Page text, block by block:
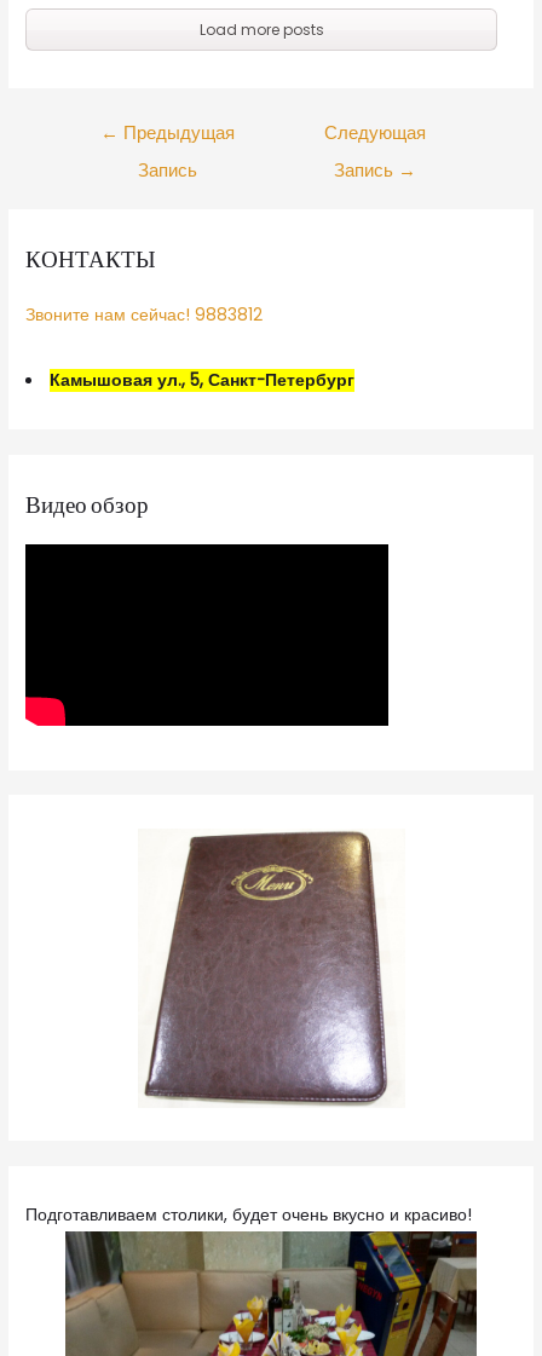
Load more posts
← Предыдущая
Запись
Следующая
Запись →
КОНТАКТЫ
Звоните нам сейчас! 9883812
Камышовая ул., 5, Санкт-Петербург
Видео обзор
Подготавливаем столики, будет очень вкусно и красиво!